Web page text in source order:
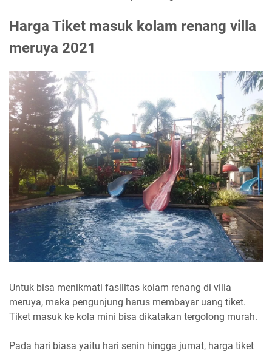
Harga Tiket masuk kolam renang villa
meruya 2021
Untuk bisa menikmati fasilitas kolam renang di villa
meruya, maka pengunjung harus membayar uang tiket.
Tiket masuk ke kola mini bisa dikatakan tergolong murah.
Pada hari biasa yaitu hari senin hingga jumat, harga tiket